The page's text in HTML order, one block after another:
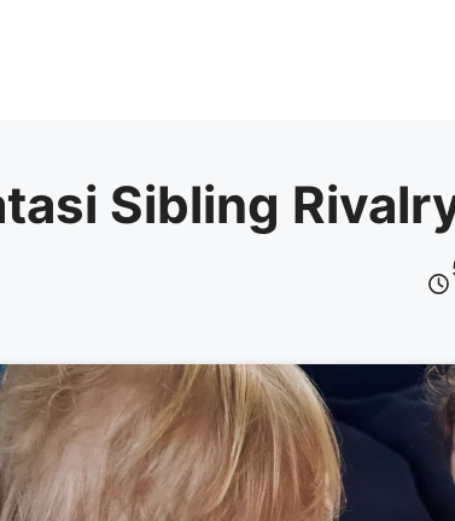
Sibling